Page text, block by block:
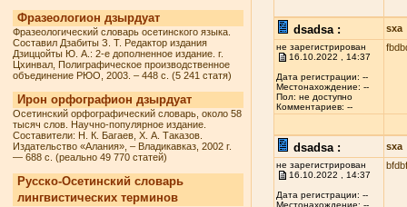
Фразеологион дзырдуат
Фразеологический словарь осетинского языка.
Составил Дзабиты З. Т. Редактор издания
Дзиццойты Ю. А.: 2-е дополненное издание. г.
Цхинвал, Полиграфическое производственное
объединение РЮО, 2003. – 448 с. (5 241 статя)
Ирон орфографион дзырдуат
Осетинский орфографический словарь, около 58
тысяч слов. Научно-популярное издание.
Составители: Н. К. Багаев, Х. А. Таказов.
Издательство «Алания», – Владикавказ, 2002 г.
— 688 с. (реально 49 770 статей)
Русско-Осетинский словарь
лингвистических терминов
dsadsa : sxa
не зарегистрирован
16.10.2022 , 14:37
Дата регистрации: --
Местонахождение: --
Пол: не доступно
Комментариев: --
dsadsa : sxa
не зарегистрирован
16.10.2022 , 14:37
Дата регистрации: --
bfdbf